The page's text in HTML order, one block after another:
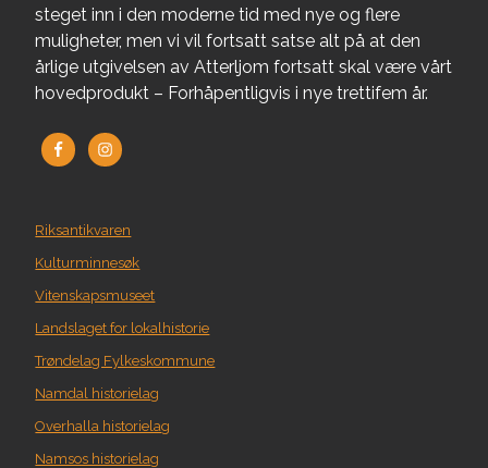
steget inn i den moderne tid med nye og flere
muligheter, men vi vil fortsatt satse alt på at den
årlige utgivelsen av Atterljom fortsatt skal være vårt
hovedprodukt – Forhåpentligvis i nye trettifem år.
Riksantikvaren
Kulturminnesøk
Vitenskapsmuseet
Landslaget for lokalhistorie
Trøndelag Fylkeskommune
Namdal historielag
Overhalla historielag
Namsos historielag